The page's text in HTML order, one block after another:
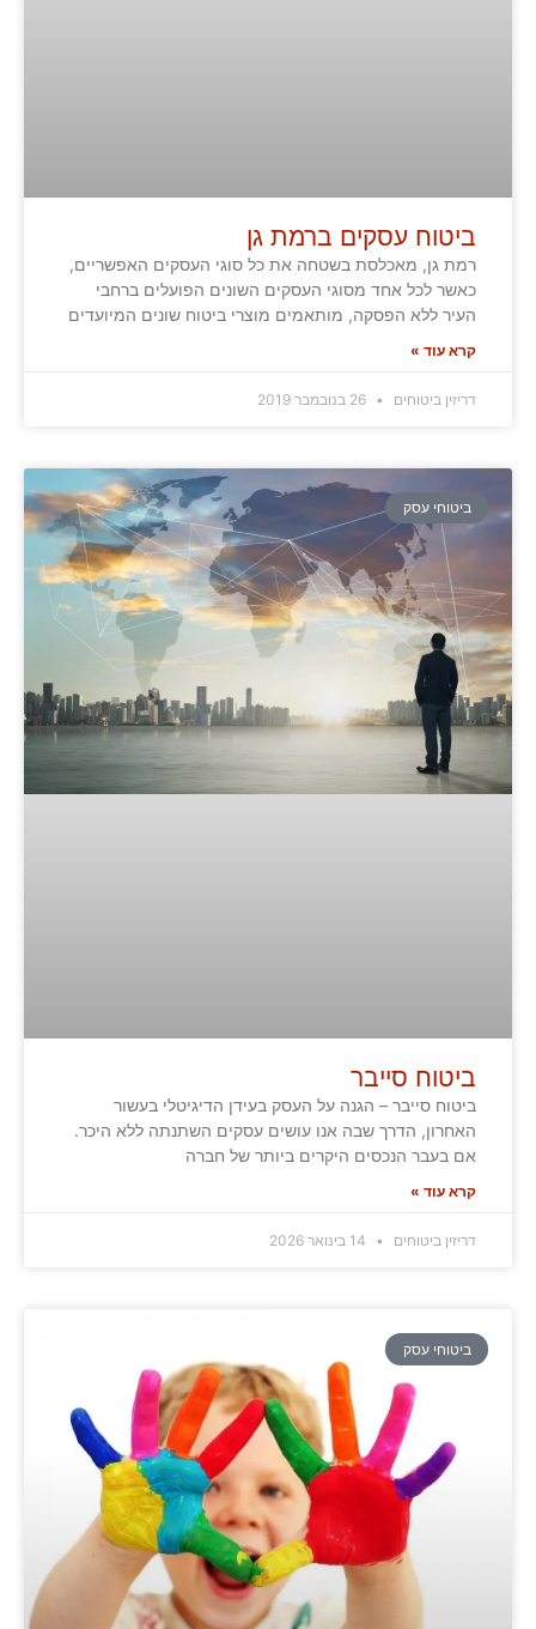
ביטוח עסקים ברמת גן
רמת גן, מאכלסת בשטחה את כל סוגי העסקים האפשריים,
כאשר לכל אחד מסוגי העסקים השונים הפועלים ברחבי
העיר ללא הפסקה, מותאמים מוצרי ביטוח שונים המיועדים
קרא עוד »
דריזין ביטוחים
ביטוחי עסק
ביטוח סייבר
ביטוח סייבר – הגנה על העסק בעידן הדיגיטלי בעשור
האחרון, הדרך שבה אנו עושים עסקים השתנתה ללא היכר.
אם בעבר הנכסים היקרים ביותר של חברה
קרא עוד »
דריזין ביטוחים
ביטוחי עסק